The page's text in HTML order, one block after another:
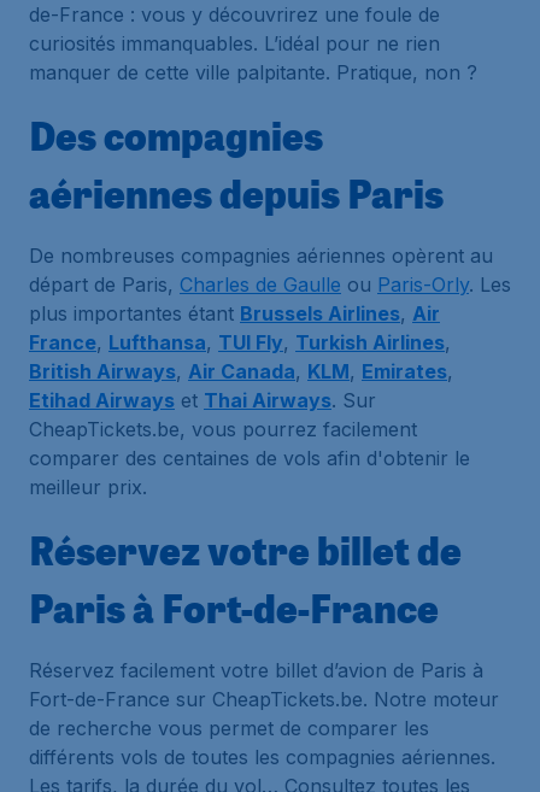
de-France : vous y découvrirez une foule de
curiosités immanquables. L’idéal pour ne rien
manquer de cette ville palpitante. Pratique, non ?
Des compagnies
aériennes depuis Paris
De nombreuses compagnies aériennes opèrent au
départ de Paris, Charles de Gaulle ou Paris-Orly. Les
plus importantes étant Brussels Airlines, Air
France, Lufthansa, TUI Fly, Turkish Airlines,
British Airways, Air Canada, KLM, Emirates,
Etihad Airways et Thai Airways. Sur
CheapTickets.be, vous pourrez facilement
comparer des centaines de vols afin d'obtenir le
meilleur prix.
Réservez votre billet de
Paris à Fort-de-France
Réservez facilement votre billet d’avion de Paris à
Fort-de-France sur CheapTickets.be. Notre moteur
de recherche vous permet de comparer les
différents vols de toutes les compagnies aériennes.
Les tarifs, la durée du vol… Consultez toutes les